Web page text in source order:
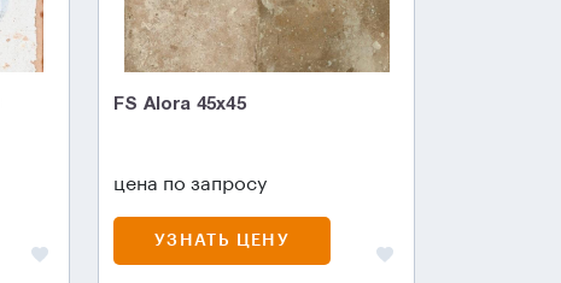
FS Alora 45x45
цена по запросу
УЗНАТЬ ЦЕНУ